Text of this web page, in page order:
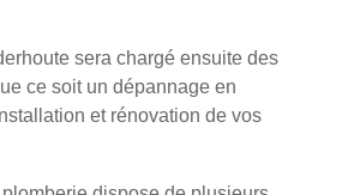
sera chargé ensuite des
ce soit un dépannage en
et rénovation de vos